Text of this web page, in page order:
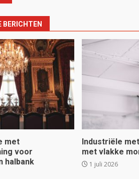
BERICHTEN
met
voor
halbank
Industriële
met vlakke
1 juli 2026